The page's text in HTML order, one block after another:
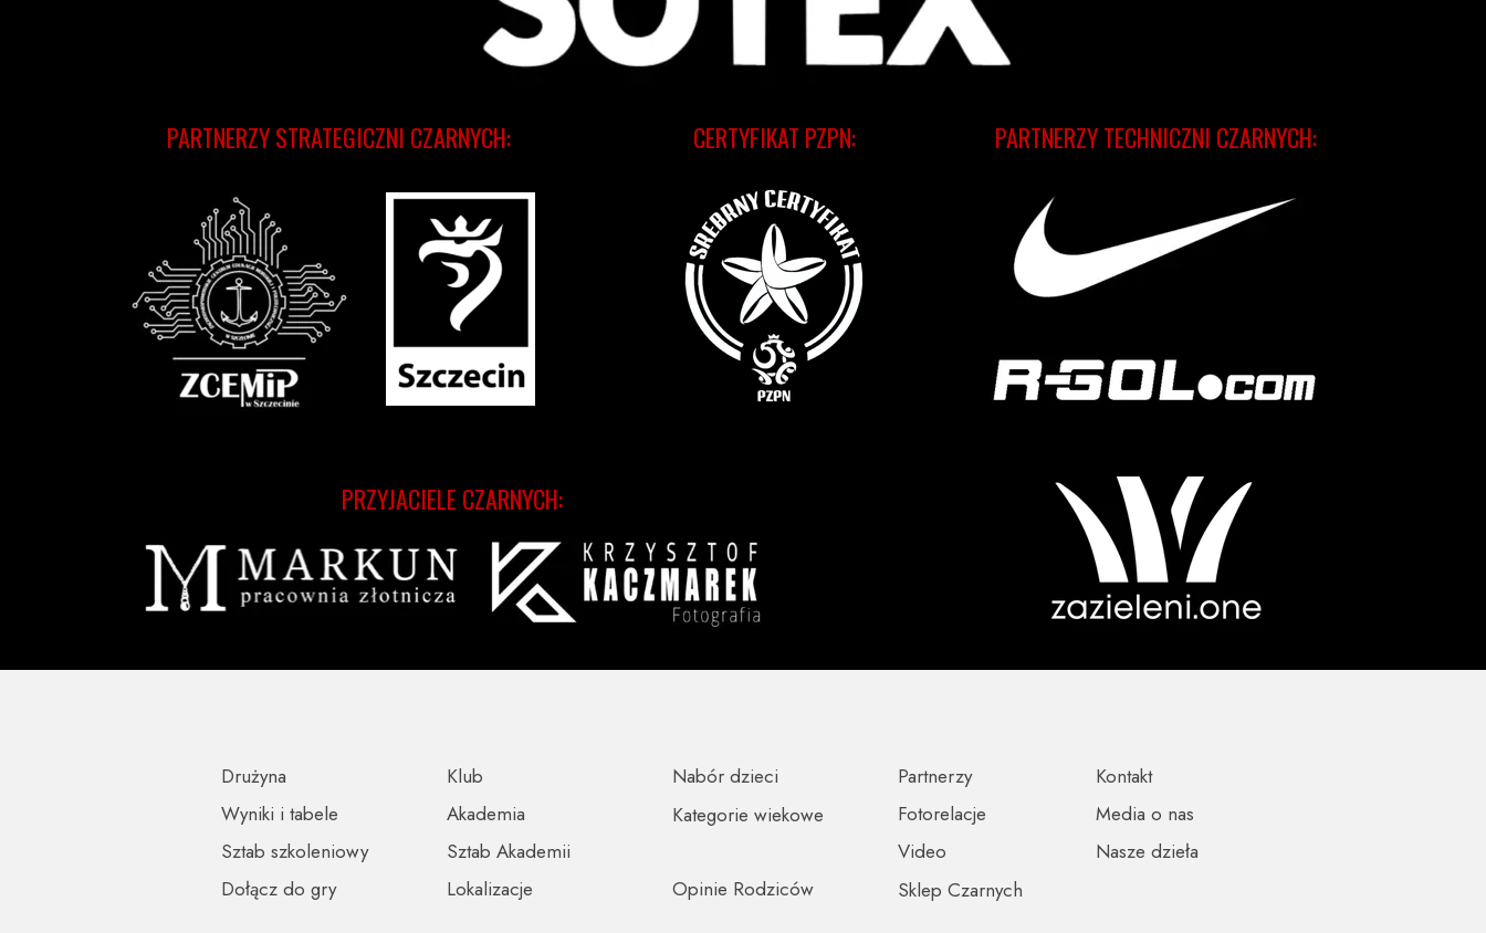
CERTYFIKAT PZPN:
PRZYJACIELE CZARNYCH:
PARTNERZY TECHNICZNI CZARNYCH:
PARTNERZY STRATEGICZNI CZARNYCH:
Partnerzy
Opinie Rodziców
Nabór dzieci
Wyniki i tabele
Sklep Czarnych
Video
Fotorelacje
Kontakt
Media o nas
Kategorie wiekowe
Lokalizacje
Sztab szkoleniowy
Sztab Akademii
Dołącz do gry
Nasze dzieła
Drużyna
Akademia
Klub